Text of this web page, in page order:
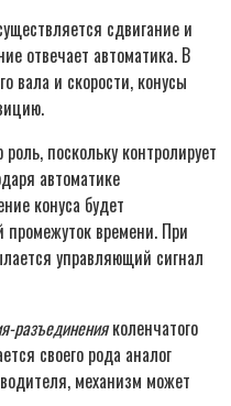
сдвигание и
отвечает автоматика. В
вала и скорости, конусы
поскольку контролирует
автоматике
конуса будет
времени. При
управляющий сигнал
разъединенияколенчатого
своего рода аналог
механизм может